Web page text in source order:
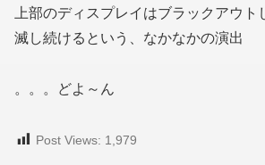
上部のディスプレイはブラックアウ
滅し続けるという、なかなかの演出
。。。どよ～ん
Post Views: 1,979